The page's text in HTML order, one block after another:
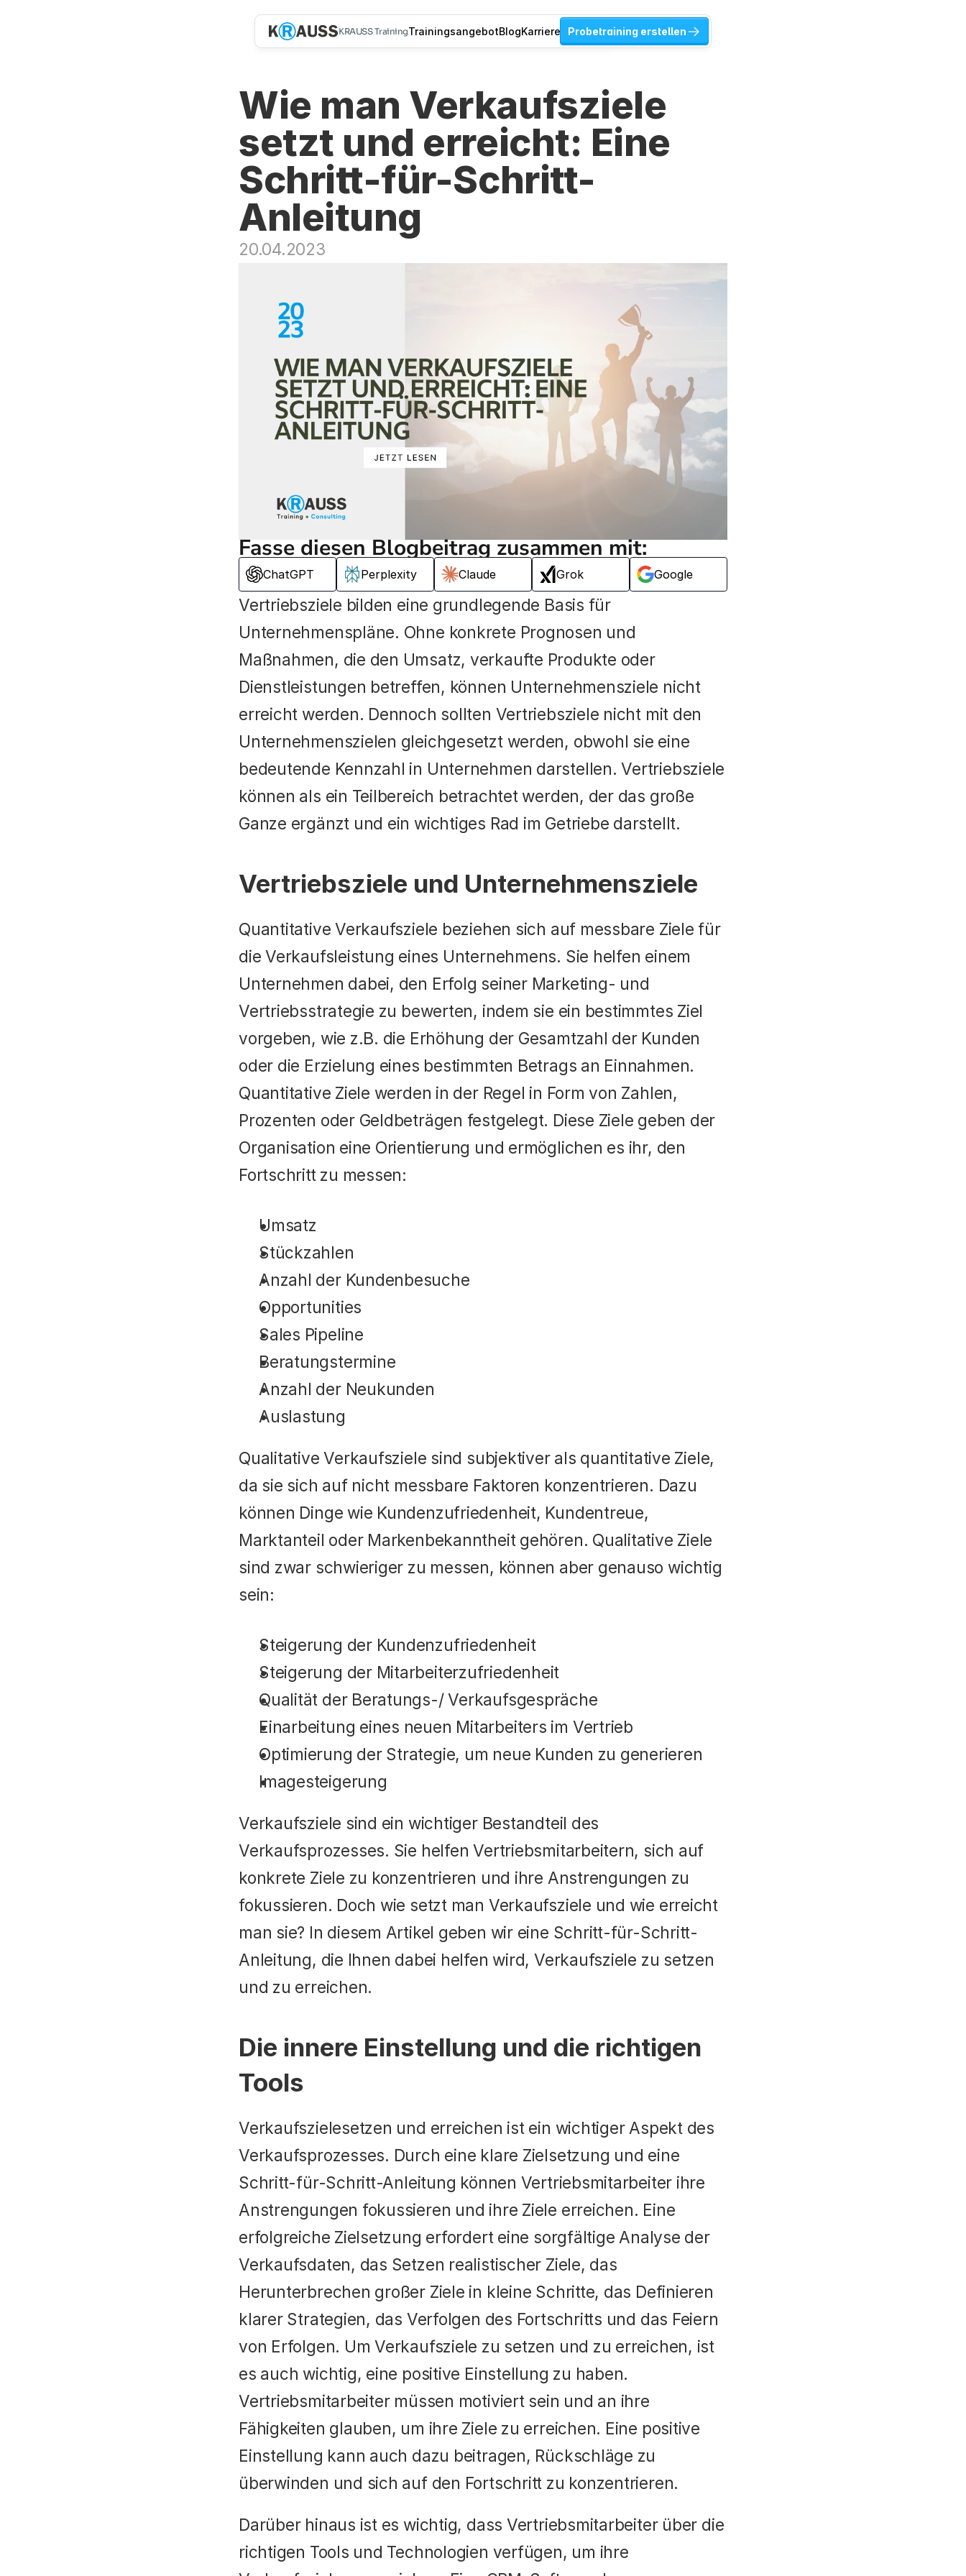
KRAUSS TrainingTrainingsangebotBlogKarriere Probetraining erstellen
Wie man Verkaufsziele
setzt und erreicht: Eine
Schritt-für-Schritt-
Anleitung
20.04.2023
Fasse diesen Blogbeitrag zusammen mit:
ChatGPT Perplexity Claude Grok Google
Vertriebsziele bilden eine grundlegende Basis für
Unternehmenspläne. Ohne konkrete Prognosen und
Maßnahmen, die den Umsatz, verkaufte Produkte oder
Dienstleistungen betreffen, können Unternehmensziele nicht
erreicht werden. Dennoch sollten Vertriebsziele nicht mit den
Unternehmenszielen gleichgesetzt werden, obwohl sie eine
bedeutende Kennzahl in Unternehmen darstellen. Vertriebsziele
können als ein Teilbereich betrachtet werden, der das große
Ganze ergänzt und ein wichtiges Rad im Getriebe darstellt.
Vertriebsziele und Unternehmensziele
Quantitative Verkaufsziele beziehen sich auf messbare Ziele für
die Verkaufsleistung eines Unternehmens. Sie helfen einem
Unternehmen dabei, den Erfolg seiner Marketing- und
Vertriebsstrategie zu bewerten, indem sie ein bestimmtes Ziel
vorgeben, wie z.B. die Erhöhung der Gesamtzahl der Kunden
oder die Erzielung eines bestimmten Betrags an Einnahmen.
Quantitative Ziele werden in der Regel in Form von Zahlen,
Prozenten oder Geldbeträgen festgelegt. Diese Ziele geben der
Organisation eine Orientierung und ermöglichen es ihr, den
Fortschritt zu messen:
Umsatz
Stückzahlen
Anzahl der Kundenbesuche
Opportunities
Sales Pipeline
Beratungstermine
Anzahl der Neukunden
Auslastung
Qualitative Verkaufsziele sind subjektiver als quantitative Ziele,
da sie sich auf nicht messbare Faktoren konzentrieren. Dazu
können Dinge wie Kundenzufriedenheit, Kundentreue,
Marktanteil oder Markenbekanntheit gehören. Qualitative Ziele
sind zwar schwieriger zu messen, können aber genauso wichtig
sein:
Steigerung der Kundenzufriedenheit
Steigerung der Mitarbeiterzufriedenheit
Qualität der Beratungs-/ Verkaufsgespräche
Einarbeitung eines neuen Mitarbeiters im Vertrieb
Optimierung der Strategie, um neue Kunden zu generieren
Imagesteigerung
Verkaufsziele sind ein wichtiger Bestandteil des
Verkaufsprozesses. Sie helfen Vertriebsmitarbeitern, sich auf
konkrete Ziele zu konzentrieren und ihre Anstrengungen zu
fokussieren. Doch wie setzt man Verkaufsziele und wie erreicht
man sie? In diesem Artikel geben wir eine Schritt-für-Schritt-
Anleitung, die Ihnen dabei helfen wird, Verkaufsziele zu setzen
und zu erreichen.
Die innere Einstellung und die richtigen
Tools
Verkaufszielesetzen und erreichen ist ein wichtiger Aspekt des
Verkaufsprozesses. Durch eine klare Zielsetzung und eine
Schritt-für-Schritt-Anleitung können Vertriebsmitarbeiter ihre
Anstrengungen fokussieren und ihre Ziele erreichen. Eine
erfolgreiche Zielsetzung erfordert eine sorgfältige Analyse der
Verkaufsdaten, das Setzen realistischer Ziele, das
Herunterbrechen großer Ziele in kleine Schritte, das Definieren
klarer Strategien, das Verfolgen des Fortschritts und das Feiern
von Erfolgen. Um Verkaufsziele zu setzen und zu erreichen, ist
es auch wichtig, eine positive Einstellung zu haben.
Vertriebsmitarbeiter müssen motiviert sein und an ihre
Fähigkeiten glauben, um ihre Ziele zu erreichen. Eine positive
Einstellung kann auch dazu beitragen, Rückschläge zu
überwinden und sich auf den Fortschritt zu konzentrieren.
Darüber hinaus ist es wichtig, dass Vertriebsmitarbeiter über die
richtigen Tools und Technologien verfügen, um ihre